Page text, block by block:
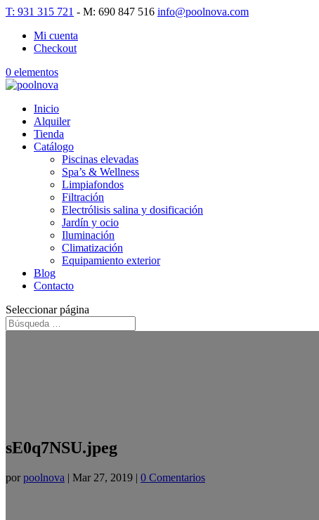
T: 931 315 721 - M: 690 847 516 info@poolnova.com
Mi cuenta
Checkout
0 elementos
Inicio
Alquiler
Tienda
Catálogo
Piscinas elevadas
Spa’s & Wellness
Limpiafondos
Filtración
Electrólisis salina y dosificación
Jardín y ocio
Iluminación
Climatización
Equipamiento exterior
Blog
Contacto
Seleccionar página
sE0q7NSU.jpeg
porpoolnova | Mar 27, 2019 | 0 Comentarios